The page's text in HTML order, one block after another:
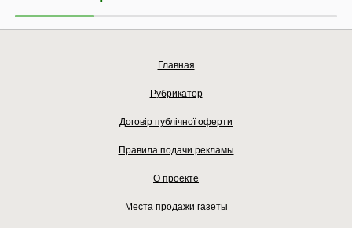
Главная
Рубрикатор
Договір публічної оферти
Правила подачи рекламы
О проекте
Места продажи газеты